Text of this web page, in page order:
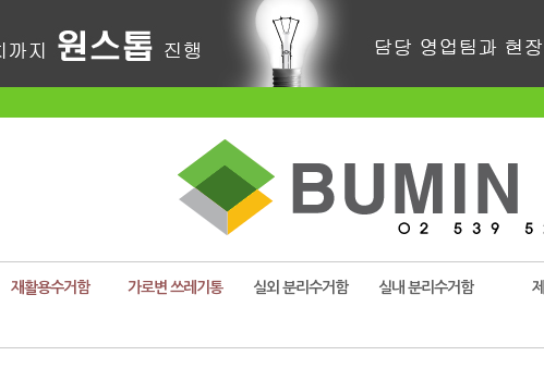
재활용수거함 가로변 쓰레기통 실외 분리수거함 실내 분리수거함